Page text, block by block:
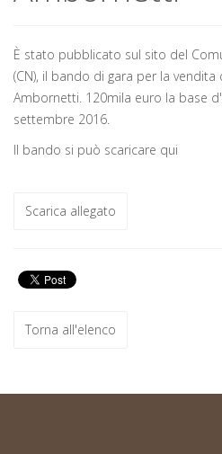
È stato pubblicato sul sito del
(CN), il bando di gara per la
Ambornetti. 120mila euro la base
settembre 2016.
Il bando si può scaricare qui
Scarica allegato
Torna all'elenco